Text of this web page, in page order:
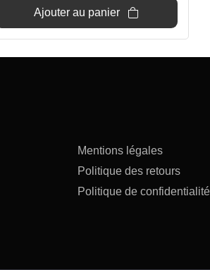
était :
est :
Ajouter au panier
Mentions légales
Politique des retours
Politique de confidentialité